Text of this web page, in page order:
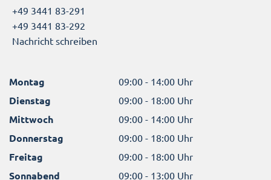
+49 3441 83-291
+49 3441 83-292
Nachricht schreiben
Montag 09:00 - 14:00 Uhr
Dienstag 09:00 - 18:00 Uhr
Mittwoch 09:00 - 14:00 Uhr
Donnerstag 09:00 - 18:00 Uhr
Freitag 09:00 - 18:00 Uhr
Sonnabend 09:00 - 13:00 Uhr